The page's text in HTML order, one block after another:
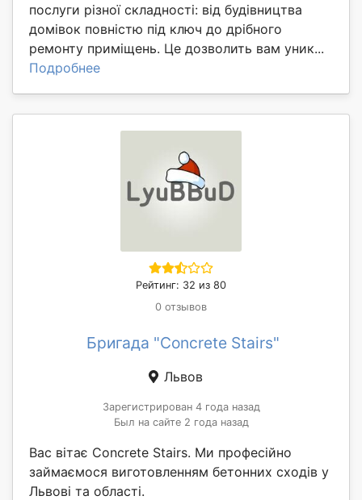
послуги різної складності: від будівництва
домівок повністю під ключ до дрібного
ремонту приміщень. Це дозволить вам уник...
Подробнее
Рейтинг: 32 из 80
0 отзывов
Бригада "Concrete Stairs"
Львов
Зарегистрирован 4 года назад
Был на сайте 2 года назад
Вас вітає Concrete Stairs. Ми професійно
займаємося виготовленням бетонних сходів у
Львові та області.